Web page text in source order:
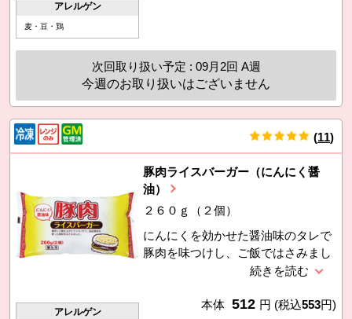
アレルゲン
麦・豆・鶏
次回取り扱い予定 : 09月2回 A週
今週のお取り扱いはございません
(11)
アレルゲン
豚肉ライスバーガー（にんにく醤
油）
２６０ｇ（２個）
にんにくを効かせた醤油味のタレで
豚肉を味つけし、ご飯ではさみまし
た。生活クラブ指定米使用。電子レ
本体 512 円 (税込553円)